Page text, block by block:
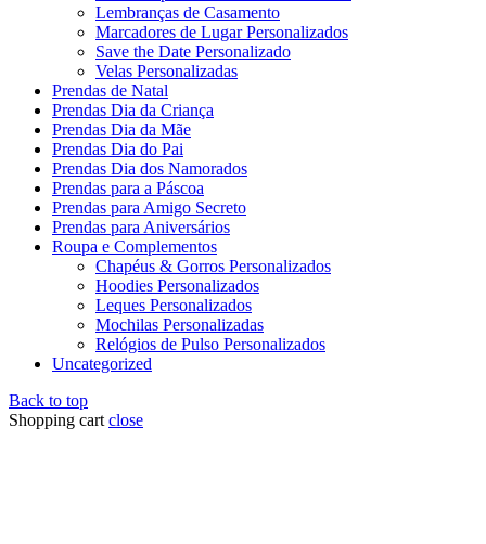
Lembranças de Casamento
Marcadores de Lugar Personalizados
Save the Date Personalizado
Velas Personalizadas
Prendas de Natal
Prendas Dia da Criança
Prendas Dia da Mãe
Prendas Dia do Pai
Prendas Dia dos Namorados
Prendas para a Páscoa
Prendas para Amigo Secreto
Prendas para Aniversários
Roupa e Complementos
Chapéus & Gorros Personalizados
Hoodies Personalizados
Leques Personalizados
Mochilas Personalizadas
Relógios de Pulso Personalizados
Uncategorized
Back to top
Shopping cart close